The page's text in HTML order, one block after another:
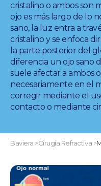
cristalino o ambos son
ojo es más largo de lo
sano, la luz entra a
cristalino y se enfoca
la parte posterior del
diferencia un ojo sano
suele afectar a ambos
necesariamente en el
corregir mediante el
contacto o mediante
Baviera >Cirugía Refractiva >